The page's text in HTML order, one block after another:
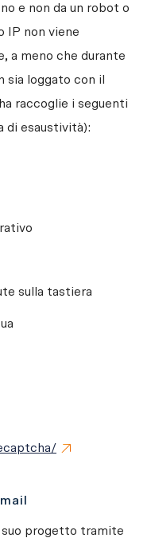
e non da un robot o
IP non viene
a meno che durante
sia loggato con il
raccoglie i seguenti
di esaustività):
sulla tastiera
suo progetto tramite